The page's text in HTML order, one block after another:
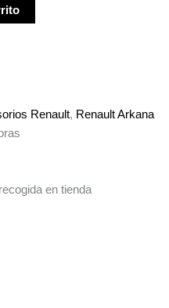
Renault, Renault Arkana
en tienda